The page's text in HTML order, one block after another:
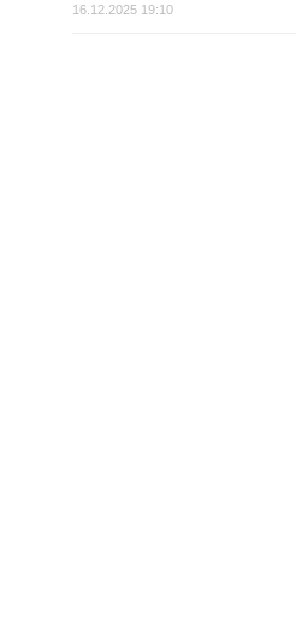
16.12.2025 19:10